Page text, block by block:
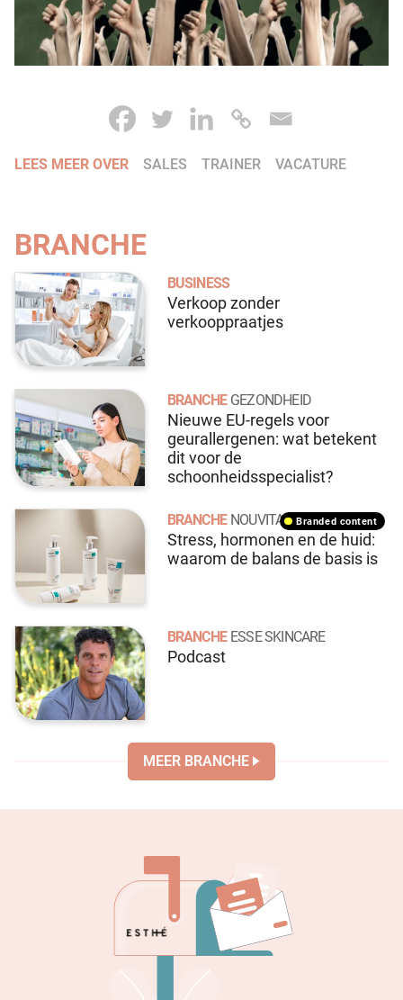
LEES MEER OVER SALES TRAINER VACATURE
BRANCHE
BUSINESS
Verkoop zonder
verkooppraatjes
BRANCHE GEZONDHEID
Nieuwe EU-regels voor
geurallergenen: wat betekent
dit voor de
schoonheidsspecialist?
branded content
BRANCHE NOUVITAL
Stress, hormonen en de huid:
waarom de balans de basis is
BRANCHE ESSE SKINCARE
Podcast
MEER BRANCHE